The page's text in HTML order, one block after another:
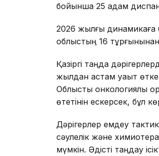
бойынша 25 адам
2026 жылғы динамикаға
облыстың 16
Қазіргі таңда
жылдан астам уақыт
Облыстық онкологиялық
өтетінін ескерсек, бұл
Дәрігерлер емдеу
сәулелік және
мүмкін. Әдісті таңдау